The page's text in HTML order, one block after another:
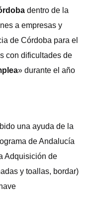
dentro de la
a empresas y
de Córdoba para el
con dificultades de
» durante el año
una ayuda de la
de Andalucía
Adquisición de
y toallas, bordar)